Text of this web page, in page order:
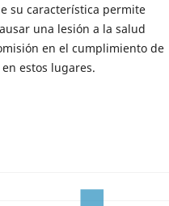
su característica permite
una lesión a la salud
en el cumplimiento de
estos lugares.